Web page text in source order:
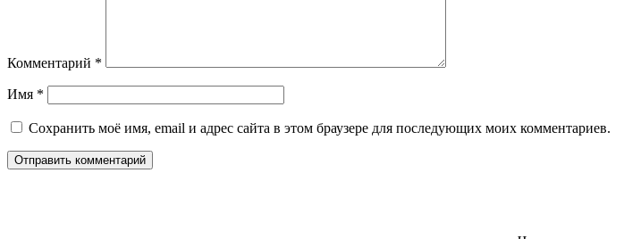
Комментарий *
Имя *
Сохранить моё имя, email и адрес сайта в этом браузере для последующих моих комментариев.